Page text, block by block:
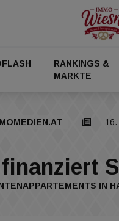
RANKINGS &
MÄRKTE
IN